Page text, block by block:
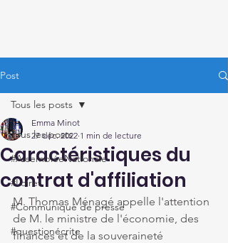
Post
Tous les posts
#AssembléeNationale
#Loiret
#Communiqué de presse
#questionécrite
Tous les posts
Caractéristiques du
contrat d'affiliation
Emma Minot
27 déc. 2022 1 min de lecture
M. Thomas Ménagé appelle l'attention
de M. le ministre de l'économie, des
finances et de la souveraineté